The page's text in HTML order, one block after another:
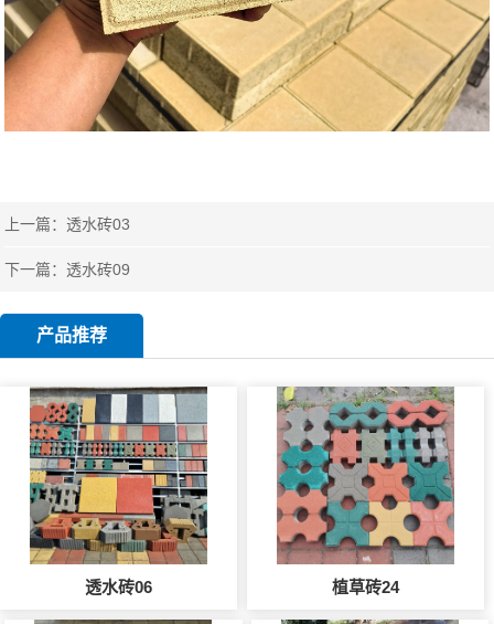
上一篇：透水砖03
下一篇：透水砖09
产品推荐
透水砖06 植草砖24